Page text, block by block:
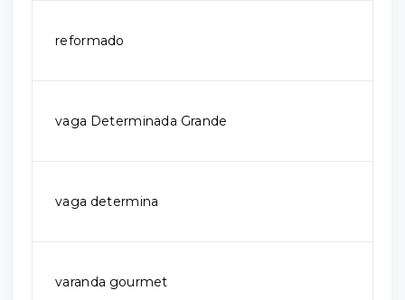
reformado
vaga Determinada Grande
vaga determina
varanda gourmet